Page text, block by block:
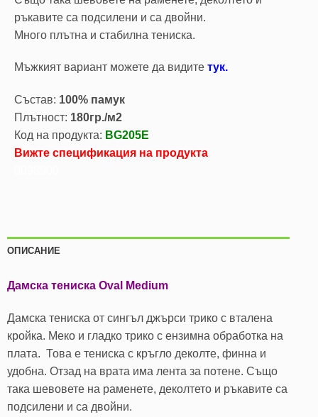
ръкавите са подсилени и са двойни.
Много плътна и стабилна тениска.
Mъжкият вариант можете да видите тук.
Състав: 100% памук
Плътност: 180гр./м2
Код на продукта: BG205E
Вижте спецификация на продукта
ОПИСАНИЕ
Дамска тениска Oval Medium
Дамска тениска от сингъл джърси трико с вталена
кройка. Меко и гладко трико с ензимна обработка на
плата. Това е тениска с кръгло деколте, финна и
удобна. Отзад на врата има лента за потене. Също
така шевовете на раменете, деколтето и ръкавите са
подсилени и са двойни.